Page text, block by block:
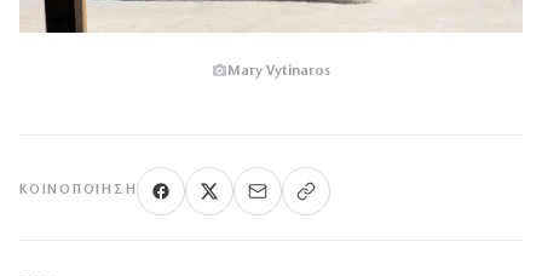
Mary Vytinaros
ΚΟΙΝΟΠΟΊΗΣΗ